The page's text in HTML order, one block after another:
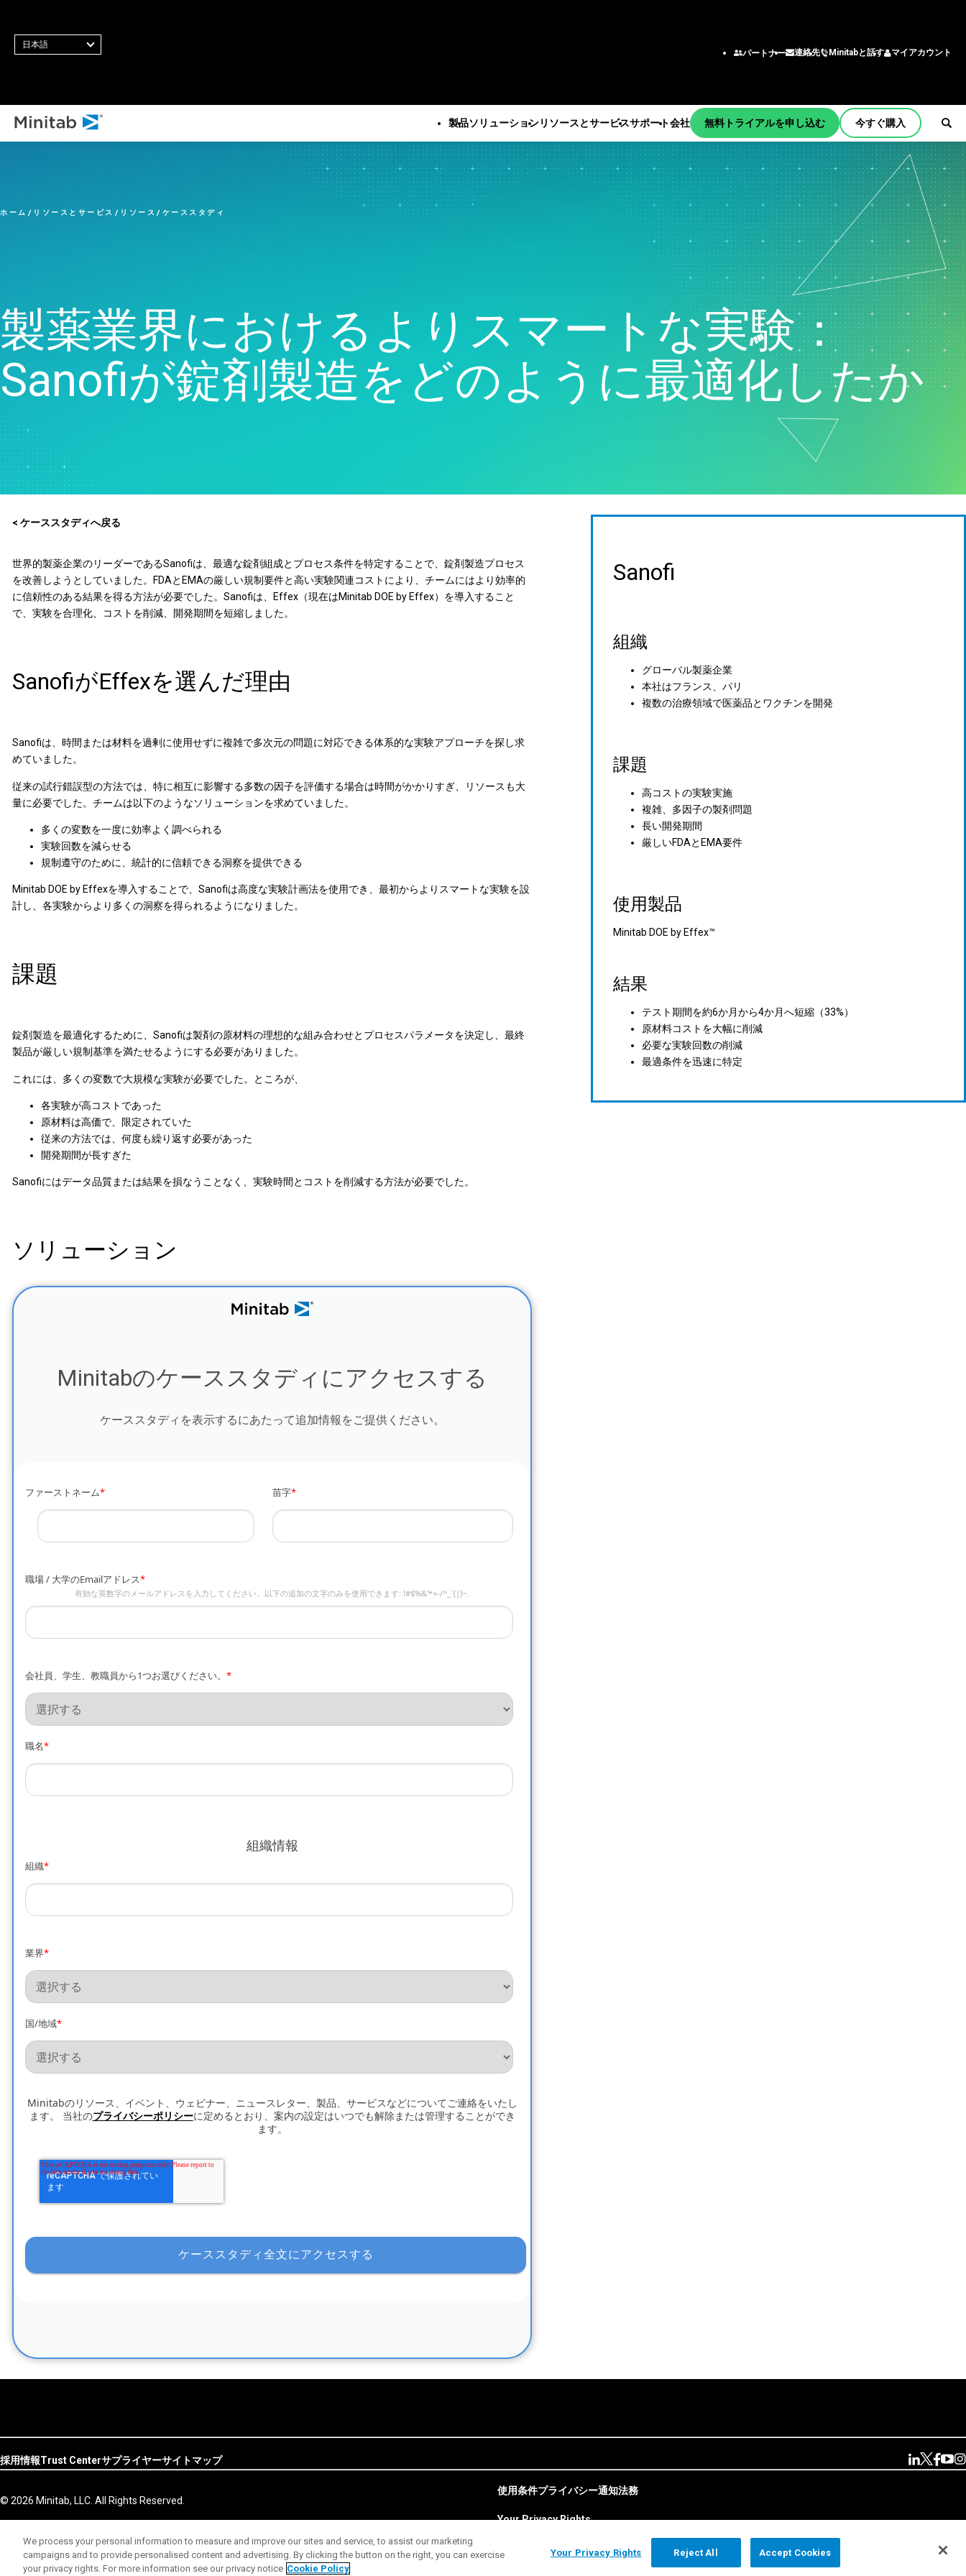
日本語
パートナー
連絡先 Minitabと話す マイアカウント
製品
すべての製品
Minitab Solution Center
Minitab Statistical
Real-Time SPC
Prolinkデータ収集および
SPC
Scytecデータ収集と
OEE（総合設備効率）
Simul8離散事象シミュレ
ソリューション
統計・予測分析
品質分析
Live Analytics
信頼性 & 寿命データ分析
ディスクリートイベントシ
ミュレーション
重要な能力
自動データ収集
デジタルツイン
モデル展開とML Ops
イノベーションおよびプロ
ジェクト管理
プロセスエクセレンス：検
出、修正、および防止
産業ソリューション
製薬
サービス
ソフトウェアとテクノロジ
機能/役割
エンジニアリング
ビジネスアナリスト
情報技術
サプライチェーン
カスタマーサービス・コン
タクトセンター
人事
マーケティングデータ分析
研究開発
リソースとサービス
すべてのリソースとサービス
リソース
ケーススタディ
Education Hub
サービス
トレーニング
コンサルティング
サポート
技術サポート
サブスクリプションとアク
ティベーション
Minitab Quick Start
インストールのサポート
サポートポリシー
会社
会社
企業情報
リーダーチーム
パートナー
お問い合わせ窓口
無料トライアルを申し込む 今すぐ購入
ホーム リソースとサービス リソース ケーススタディ
製薬業界におけるよりスマートな実験：
Sanofiが錠剤製造をどのように最適化したか
< ケーススタディへ戻る
世界的製薬企業のリーダーであるSanofiは、最適な錠剤組成とプロセス条件を特定することで、錠剤製造プロセス
を改善しようとしていました。FDAとEMAの厳しい規制要件と高い実験関連コストにより、チームにはより効率的
に信頼性のある結果を得る方法が必要でした。Sanofiは、Effex（現在はMinitab DOE by Effex）を導入すること
で、実験を合理化、コストを削減、開発期間を短縮しました。
SanofiがEffexを選んだ理由
Sanofiは、時間または材料を過剰に使用せずに複雑で多次元の問題に対応できる体系的な実験アプローチを探し求
めていました。
従来の試行錯誤型の方法では、特に相互に影響する多数の因子を評価する場合は時間がかかりすぎ、リソースも大
量に必要でした。チームは以下のようなソリューションを求めていました。
多くの変数を一度に効率よく調べられる
実験回数を減らせる
規制遵守のために、統計的に信頼できる洞察を提供できる
Minitab DOE by Effexを導入することで、Sanofiは高度な実験計画法を使用でき、最初からよりスマートな実験を設
計し、各実験からより多くの洞察を得られるようになりました。
課題
錠剤製造を最適化するために、Sanofiは製剤の原材料の理想的な組み合わせとプロセスパラメータを決定し、最終
製品が厳しい規制基準を満たせるようにする必要がありました。
これには、多くの変数で大規模な実験が必要でした。ところが、
各実験が高コストであった
原材料は高価で、限定されていた
従来の方法では、何度も繰り返す必要があった
開発期間が長すぎた
Sanofiにはデータ品質または結果を損なうことなく、実験時間とコストを削減する方法が必要でした。
ソリューション
Minitabのケーススタディにアクセスする
ケーススタディを表示するにあたって追加情報をご提供ください。
ファーストネーム* 苗字*
職場 / 大学のEmailアドレス*
有効な英数字のメールアドレスを入力してください。以下の追加の文字のみを使用できます: !#$%&'*+-/^_`{|}~.
会社員、学生、教職員から1つお選びください。 *
職名*
組織情報
組織*
業界*
国/地域*
Minitabのリソース、イベント、ウェビナー、ニュースレター、製品、サービスなどについてご連絡をいたし
ます。 当社のプライバシーポリシーに定めるとおり、案内の設定はいつでも解除または管理することができ
ます。
Sanofi
組織
グローバル製薬企業
本社はフランス、パリ
複数の治療領域で医薬品とワクチンを開発
課題
高コストの実験実施
複雑、多因子の製剤問題
長い開発期間
厳しいFDAとEMA要件
使用製品
Minitab DOE by Effex™
結果
テスト期間を約6か月から4か月へ短縮（33%）
原材料コストを大幅に削減
必要な実験回数の削減
最適条件を迅速に特定
採用情報Trust Centerサプライヤーサイトマップ
© 2026 Minitab, LLC. All Rights Reserved.
使用条件プライバシー通知法務
Your Privacy Rights
We process your personal information to measure and improve our sites and service, to assist our marketing
campaigns and to provide personalised content and advertising. By clicking the button on the right, you can exercise
your privacy rights. For more information see our privacy notice Cookie Policy
Your Privacy Rights Reject All Accept Cookies